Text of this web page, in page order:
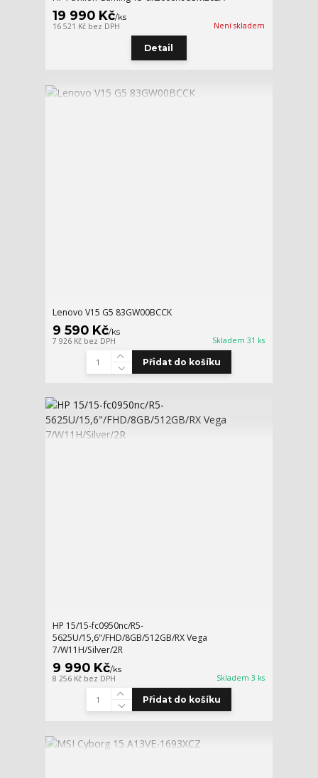
19 990 Kč/ks
16 521 Kč bez DPH Není skladem
Detail
Lenovo V15 G5 83GW00BCCK
9 590 Kč/ks
7 926 Kč bez DPH Skladem 31 ks
Přidat do košíku
HP 15/15-fc0950nc/R5-
5625U/15,6"/FHD/8GB/512GB/RX Vega
7/W11H/Silver/2R
9 990 Kč/ks
8 256 Kč bez DPH Skladem 3 ks
Přidat do košíku